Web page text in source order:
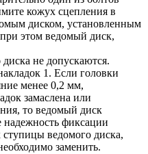
кожух сцепления в
диском, установленным
этом ведомый диск,
не допускаются.
1. Если головки
менее 0,2 мм,
замаслена или
то ведомый диск
надежность фиксации
ведомого диска,
заменить.